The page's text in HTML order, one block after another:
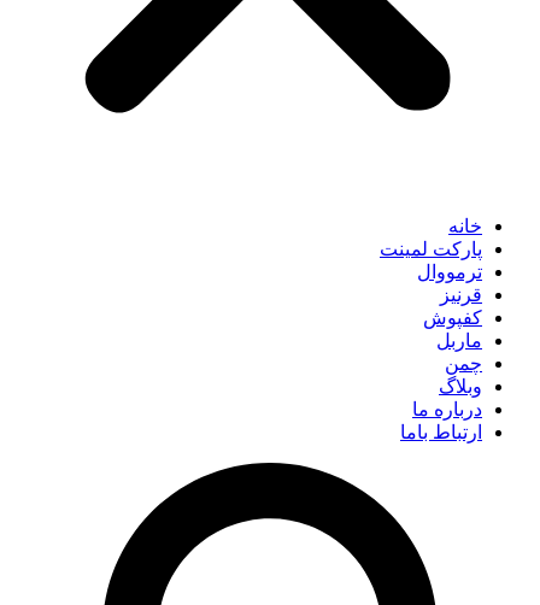
خانه
پارکت لمینت
ترمووال
قرنیز
کفپوش
ماربل
چمن
وبلاگ
درباره ما
ارتباط باما